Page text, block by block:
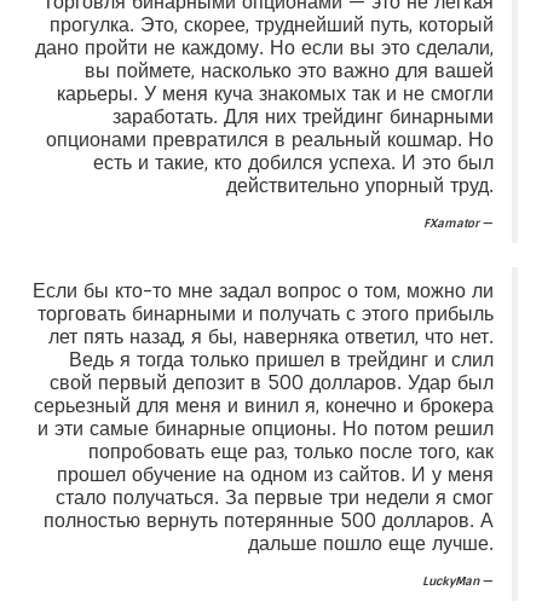
прогулка. Это, скорее, труднейший путь, который
дано пройти не каждому. Но если вы это сделали,
вы поймете, насколько это важно для вашей
карьеры. У меня куча знакомых так и не смогли
заработать. Для них трейдинг бинарными
опционами превратился в реальный кошмар. Но
есть и такие, кто добился успеха. И это был
действительно упорный труд.
FXamator
Если бы кто-то мне задал вопрос о том, можно ли
торговать бинарными и получать с этого прибыль
лет пять назад, я бы, наверняка ответил, что нет.
Ведь я тогда только пришел в трейдинг и слил
свой первый депозит в 500 долларов. Удар был
серьезный для меня и винил я, конечно и брокера
и эти самые бинарные опционы. Но потом решил
попробовать еще раз, только после того, как
прошел обучение на одном из сайтов. И у меня
стало получаться. За первые три недели я смог
полностью вернуть потерянные 500 долларов. А
дальше пошло еще лучше.
LuckyMan